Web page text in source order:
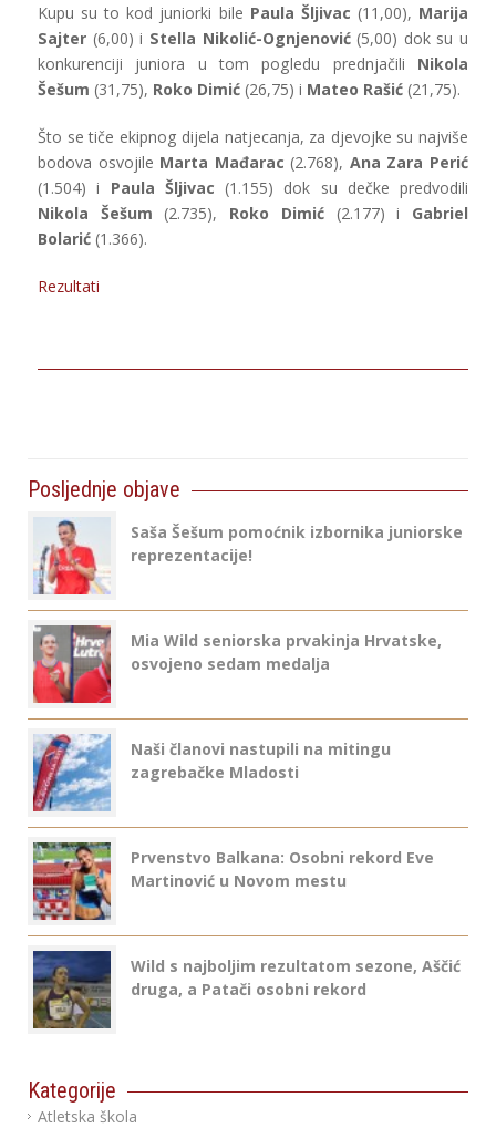
Kupu su to kod juniorki bile Paula Šljivac (11,00), Marija
Sajter (6,00) i Stella Nikolić-Ognjenović(5,00) dok su u
konkurenciji juniora u tom pogledu prednjačili Nikola
Šešum (31,75), Roko Dimić (26,75) i Mateo Rašić (21,75).
Što se tiče ekipnog dijela natjecanja, za djevojke su najviše
bodova osvojile Marta Mađarac (2.768), Ana Zara Perić
(1.504) i Paula Šljivac (1.155) dok su dečke predvodili
Nikola Šešum (2.735), Roko Dimić(2.177) i Gabriel
Bolarić (1.366).
Rezultati
Posljednje objave
Saša Šešum pomoćnik izbornika juniorske
reprezentacije!
Mia Wild seniorska prvakinja Hrvatske,
osvojeno sedam medalja
Naši članovi nastupili na mitingu
zagrebačke Mladosti
Prvenstvo Balkana: Osobni rekord Eve
Martinović u Novom mestu
Wild s najboljim rezultatom sezone, Aščić
druga, a Patači osobni rekord
Kategorije
Atletska škola